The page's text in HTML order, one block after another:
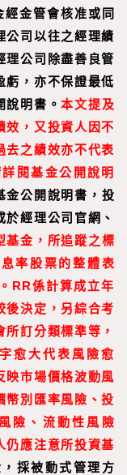
經金管會核准或同
公司以往之經理績
理公司除盡善良管
虧，亦不保證最低
說明書。本文提及
效，又投資人因不
去之績效亦不代表
閱基金公開說明
金公開說明書，投
經理公司官網、
基金，所追蹤之標
率股票的整體表
RR係計算成立年
後決定，另綜合考
訂分類標準等，
愈大代表風險愈
映市場價格波動風
幣別匯率風險、投
險、流動性風險
仍應注意所投資基
採被動式管理方